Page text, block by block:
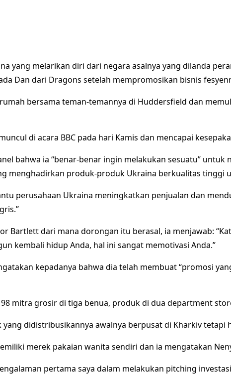
yang melarikan diri dari negara asalnya yang dilanda
Dan dari Dragons setelah mempromosikan bisnis
bersama teman-temannya di Huddersfield dan
di acara BBC pada hari Kamis dan mencapai
bahwa ia “benar-benar ingin melakukan sesuatu”
menghadirkan produk-produk Ukraina berkualitas tinggi
perusahaan Ukraina meningkatkan penjualan dan
Bartlett dari mana dorongan itu berasal, ia menjawab:
kembali hidup Anda, hal ini sangat memotivasi Anda.”
kepadanya bahwa dia telah membuat “promosi
mitra grosir di tiga benua, produk di dua department
yang didistribusikannya awalnya berpusat di Kharkiv
merek pakaian wanita sendiri dan ia mengatakan
pertama saya dalam melakukan pitching